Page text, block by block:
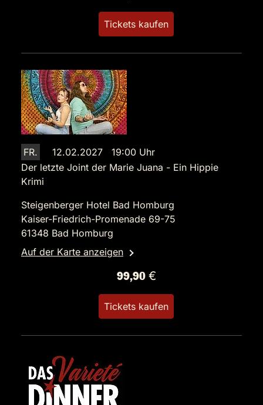
Tickets kaufen
FR.
12.02.2027 19:00 Uhr
Der letzte Joint der Marie Juana - Ein Hippie
Krimi
Steigenberger Hotel Bad Homburg
Kaiser-Friedrich-Promenade 69-75
61348 Bad Homburg
Auf der Karte anzeigen
99,90 €
Tickets kaufen